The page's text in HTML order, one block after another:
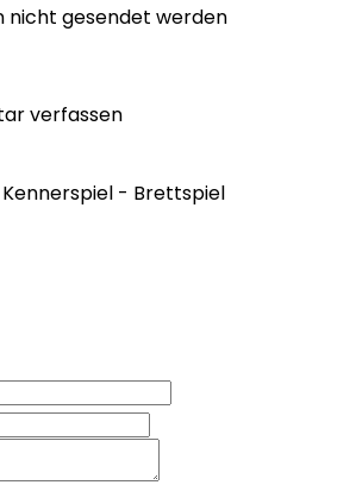
nicht gesendet werden
verfassen